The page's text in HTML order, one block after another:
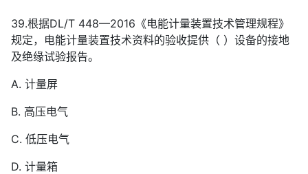
39.根据DL/T 448—2016《电能计量装置技术管理规程》
规定，电能计量装置技术资料的验收提供（ ）设备的接地
及绝缘试验报告。
A. 计量屏
B. 高压电气
C. 低压电气
D. 计量箱